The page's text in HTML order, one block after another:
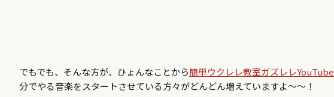
でもでも、そんな方が、ひょんなことから簡単ウクレレ教室ガズレレYouTube
分でやる音楽をスタートさせている方々がどんどん増えていますよ〜〜！